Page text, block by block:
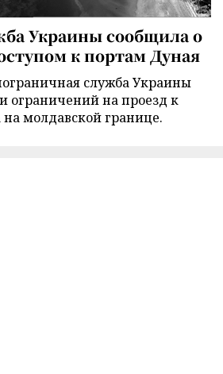
Украины сообщила о
к портам Дуная
служба Украины
ограничений на проезд к
молдавской границе.